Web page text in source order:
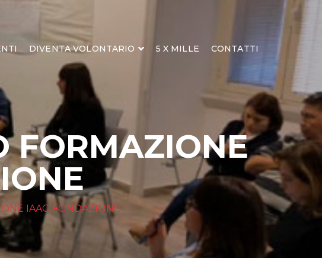
DIVENTA VOLONTARIO 5 X MILLE CONTATTI
FORMAZIONE
IAAC-FONDAZIONE